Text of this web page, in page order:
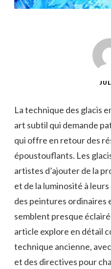
La technique des glacis
art subtil qui demande
qui offre en retour des
époustouflants. Les
artistes d’ajouter de la
et de la luminosité à
des peintures ordinaires
semblent presque
article explore en détail
technique ancienne,
et des directives pour